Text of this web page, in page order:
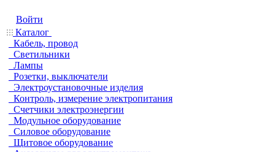
Войти
Каталог
Кабель, провод
Светильники
Лампы
Розетки, выключатели
Электроустановочные изделия
Контроль, измерение электропитания
Счетчики электроэнергии
Модульное оборудование
Силовое оборудование
Щитовое оборудование